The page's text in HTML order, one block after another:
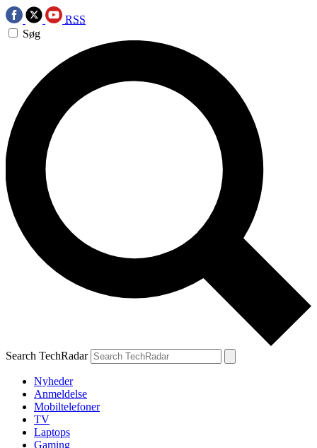
RSS
Søg
Search TechRadar
Nyheder
Anmeldelse
Mobiltelefoner
TV
Laptops
Gaming